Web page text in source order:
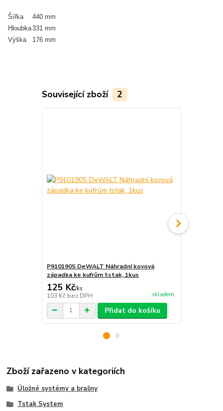
Šířka
440 mm
Hloubka331 mm
Výška
176 mm
Související zboží 2
P910190S DeWALT Náhradní kovová
západka ke kufrům tstak, 1kus
125 Kč/ks
103 Kč bez DPH skladem
Přidat do košíku
Zboží zařazeno v kategoriích
Úložné systémy a brašny
Tstak System